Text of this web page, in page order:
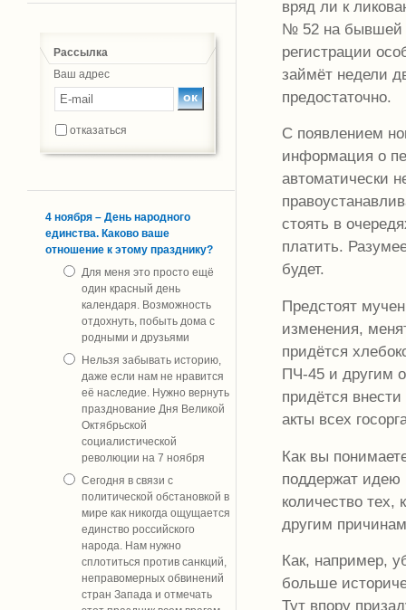
Рассылка
Ваш адрес
отказаться
4 ноября – День народного
единства. Каково ваше
отношение к этому празднику?
Для меня это просто ещё
один красный день
календаря. Возможность
отдохнуть, побыть дома с
родными и друзьями
Нельзя забывать историю,
даже если нам не нравится
её наследие. Нужно вернуть
празднование Дня Великой
Октябрьской
социалистической
революции на 7 ноября
Сегодня в связи с
политической обстановкой в
мире как никогда ощущается
единство российского
народа. Нам нужно
сплотиться против санкций,
неправомерных обвинений
стран Запада и отмечать
вряд ли к
№ 52 на бывшей
регистрации
займёт недели
предостаточно.
С появлением
информация о
автоматически
стоять в
платить.
будет.
Предстоят
изменения,
придётся
ПЧ-45 и другим
придётся
акты всех
Как вы
поддержат идею
количество тех,
другим
Как, например,
больше
Тут впору